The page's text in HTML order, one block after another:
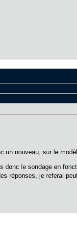
un nouveau, sur le
donc le sondage en
réponses, je referai